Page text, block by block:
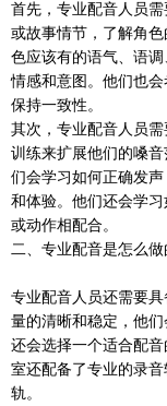
首先，专业配音人员
或故事情节，了解角
色应该有的语气、语
情感和意图。他们也
保持一致性。
其次，专业配音人员
训练来扩展他们的嗓
们会学习如何正确发
和体验。他们还会学
或动作相配合。
二、专业配音是怎么做
专业配音人员还需要
量的清晰和稳定，他
还会选择一个适合配
室还配备了专业的录
轨。